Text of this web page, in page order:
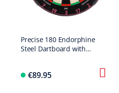
Precise 180 Endorphine
Steel Dartboard with
€89.95